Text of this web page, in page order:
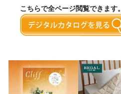
こちらで全ページ閲覧できます。